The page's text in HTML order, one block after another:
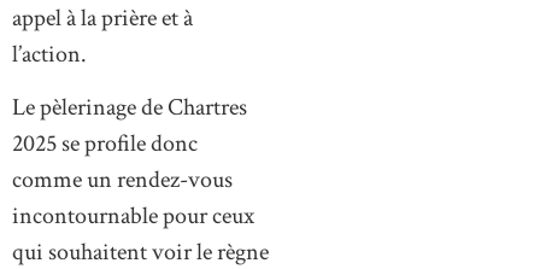
appel à la prière et à
l’action.
Le pèlerinage de Chartres
2025 se profile donc
comme un rendez-vous
incontournable pour ceux
qui souhaitent voir le règne